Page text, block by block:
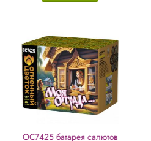
ОС7425 батарея салютов